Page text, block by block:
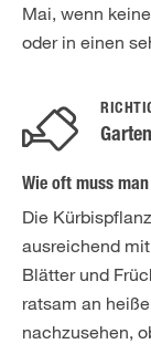
Mai, wenn
oder in einen
Wie oft muss
Die
ausreichend
Blätter und
ratsam an
nachzusehen,